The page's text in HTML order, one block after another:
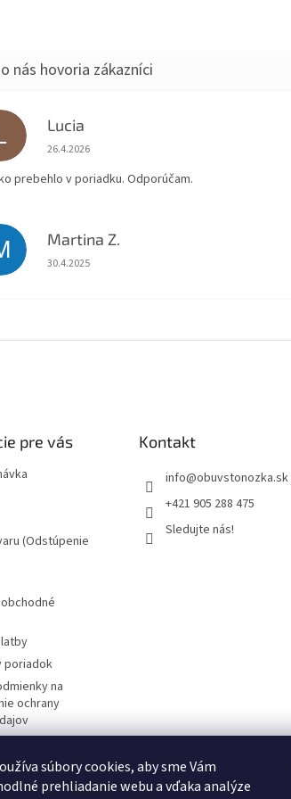
súbory cookies, aby sme Vám
prehliadanie webu a vďaka analýze
Lucia
Hodnotenie obchodu je 5 z 5 hviezdičiek.
26.4.2026
prebehlo v poriadku. Odporúčam.
Martina Z.
Hodnotenie obchodu je 5 z 5 hviezdičiek.
30.4.2025
pre vás
(Odstúpenie
poriadok
na
ochrany
Kontakt
info@obuvstonozka.sk
+421 905 288 475
Sledujte nás!